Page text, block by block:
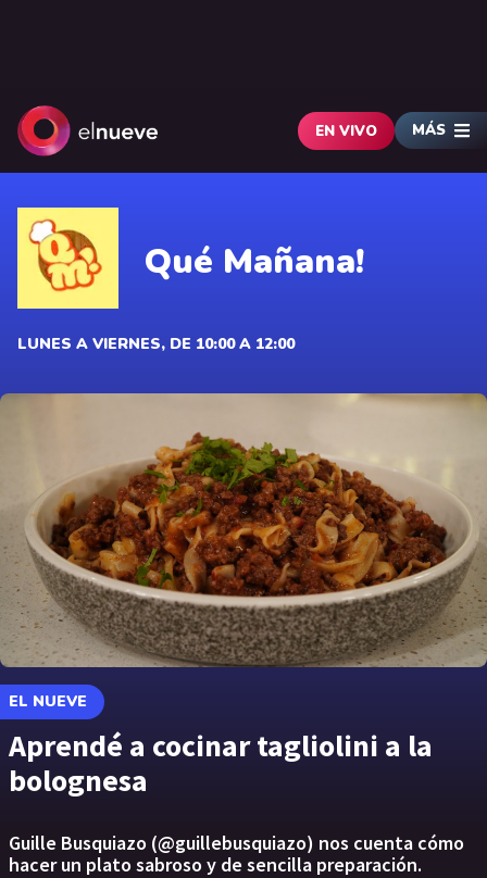
EN VIVO MÁS
Qué Mañana!
LUNES A VIERNES, DE 10:00 A 12:00
EL NUEVE
Aprendé a cocinar tagliolini a la
bolognesa
Guille Busquiazo (@guillebusquiazo) nos cuenta cómo
hacer un plato sabroso y de sencilla preparación.